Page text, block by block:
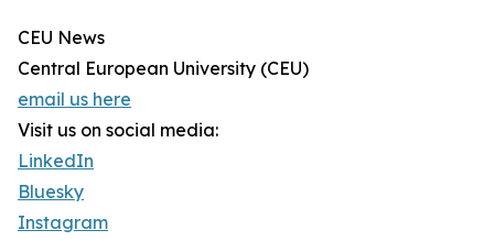
CEU News
Central European University (CEU)
email us here
Visit us on social media:
LinkedIn
Bluesky
Instagram